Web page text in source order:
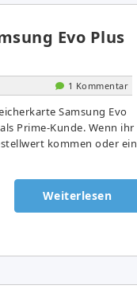
Evo Plus
1 Kommentar
Samsung Evo
Prime-Kunde. Wenn ihr
kommen oder ein
Weiterlesen